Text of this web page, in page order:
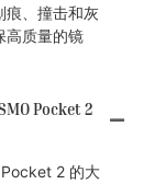
痕、撞击和灰
高质量的镜
Pocket 2
2 的大